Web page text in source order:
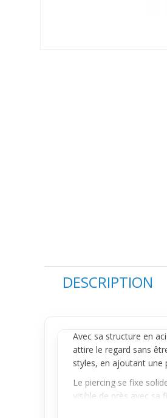
DESCRIPTION
Avec sa structure en
attire le regard sans
styles, en ajoutant une
Le piercingse fixe
visible de près avec sa